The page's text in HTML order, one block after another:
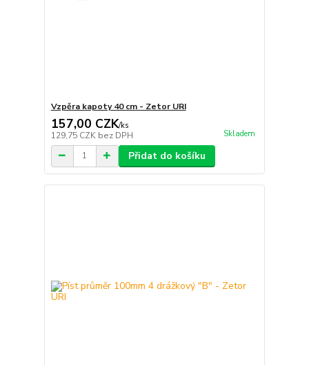
Vzpěra kapoty 40 cm - Zetor URI
157,00 CZK/ks
129,75 CZK bez DPH Skladem
Přidat do košíku